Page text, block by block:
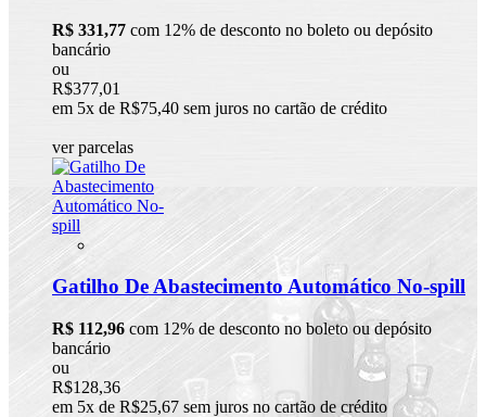
R$ 331,77 com 12% de desconto no boleto ou depósito
bancário
ou
R$377,01
em 5x de R$75,40 sem juros no cartão de crédito
ver parcelas
Gatilho De Abastecimento Automático No-spill
R$ 112,96 com 12% de desconto no boleto ou depósito
bancário
ou
R$128,36
em 5x de R$25,67 sem juros no cartão de crédito